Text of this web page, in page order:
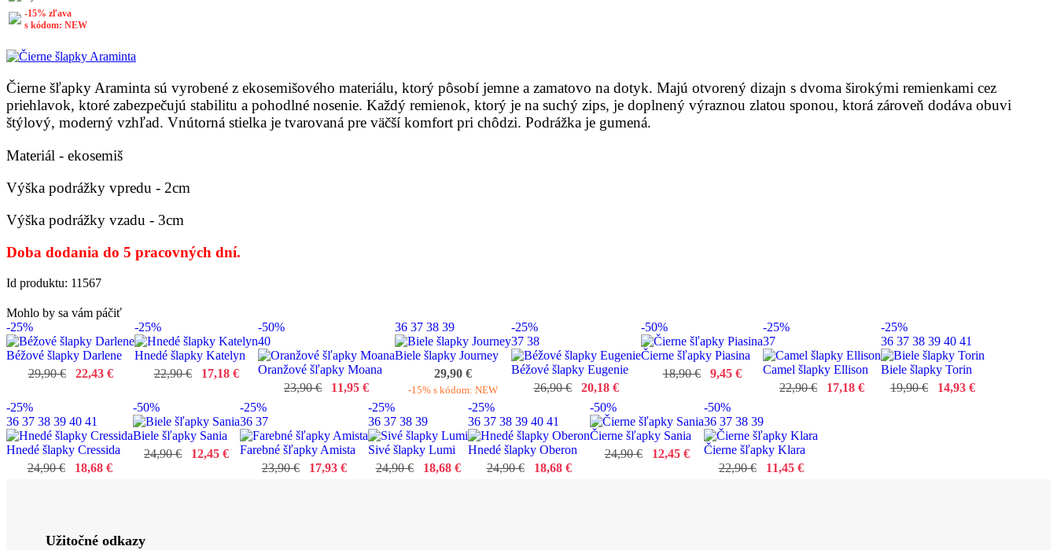
-15% zľava
s kódom: NEW
Čierne šľapky Araminta sú vyrobené z ekosemišového materiálu, ktorý pôsobí jemne a zamatovo na dotyk. Majú otvorený dizajn s dvoma širokými remienkami cez
priehlavok, ktoré zabezpečujú stabilitu a pohodlné nosenie. Každý remienok, ktorý je na suchý zips, je doplnený výraznou zlatou sponou, ktorá zároveň dodáva obuvi
štýlový, moderný vzhľad. Vnútorná stielka je tvarovaná pre väčší komfort pri chôdzi. Podrážka je gumená.
Materiál - ekosemiš
Výška podrážky vpredu - 2cm
Výška podrážky vzadu - 3cm
Doba dodania do 5 pracovných dní.
Id produktu: 11567
Mohlo by sa vám páčiť
-25%
Béžové šlapky Darlene
29,90 €
22,43 €
-25%
Hnedé šlapky Katelyn
22,90 €
17,18 €
-50%
40
Oranžové šľapky Moana
23,90 €
11,95 €
36 37 38 39
Biele šlapky Journey
29,90 €
-15% s kódom: NEW
-25%
37 38
Béžové šlapky Eugenie
26,90 €
20,18 €
-50%
Čierne šľapky Piasina
18,90 €
9,45 €
-25%
37
Camel šlapky Ellison
22,90 €
17,18 €
-25%
36 37 38 39 40 41
Biele šlapky Torin
19,90 €
14,93 €
-25%
36 37 38 39 40 41
Hnedé šlapky Cressida
24,90 €
18,68 €
-50%
Biele šľapky Sania
24,90 €
12,45 €
-25%
36 37
Farebné šľapky Amista
23,90 €
17,93 €
-25%
36 37 38 39
Sivé šlapky Lumi
24,90 €
18,68 €
-25%
36 37 38 39 40 41
Hnedé šlapky Oberon
24,90 €
18,68 €
-50%
Čierne šľapky Sania
24,90 €
12,45 €
-50%
36 37 38 39
Čierne šľapky Klara
22,90 €
11,45 €
Užitočné odkazy